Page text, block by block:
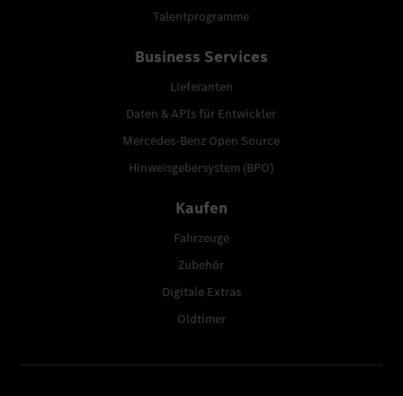
Talentprogramme
Business Services
Lieferanten
Daten & APIs für Entwickler
Mercedes-Benz Open Source
Hinweisgebersystem (BPO)
Kaufen
Fahrzeuge
Zubehör
Digitale Extras
Oldtimer